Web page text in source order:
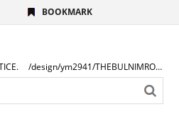
BOOKMARK
/design/ym2941/THEBULNIMROGO.png